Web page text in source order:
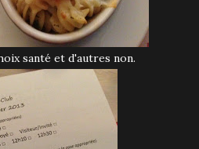
santé et d'autres non.